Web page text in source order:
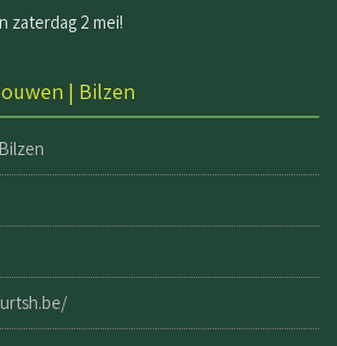
zaterdag 2 mei!
| Bilzen